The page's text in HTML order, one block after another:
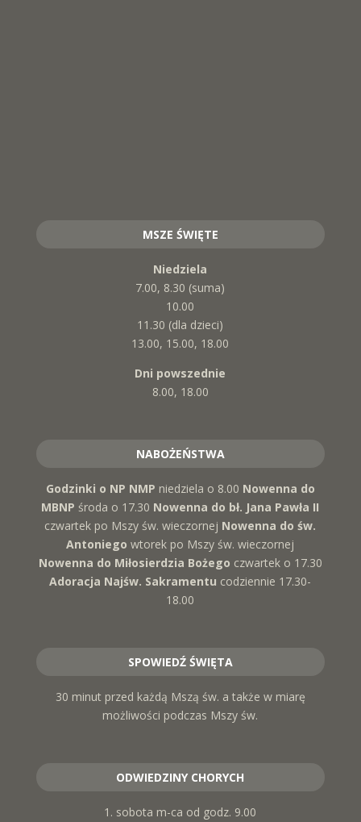
MSZE ŚWIĘTE
Niedziela
7.00, 8.30 (suma)
10.00
11.30 (dla dzieci)
13.00, 15.00, 18.00
Dni powszednie
8.00, 18.00
NABOŻEŃSTWA
Godzinki o NP NMP niedziela o 8.00 Nowenna do
MBNP środa o 17.30 Nowenna do bł. Jana Pawła II
czwartek po Mszy św. wieczornej Nowenna do św.
Antoniegowtorek po Mszy św. wieczornej
Nowenna do Miłosierdzia Bożego czwartek o 17.30
Adoracja Najśw. Sakramentu codziennie 17.30-
18.00
SPOWIEDŹ ŚWIĘTA
30 minut przed każdą Mszą św. a także w miarę
możliwości podczas Mszy św.
ODWIEDZINY CHORYCH
1. sobota m-ca od godz. 9.00